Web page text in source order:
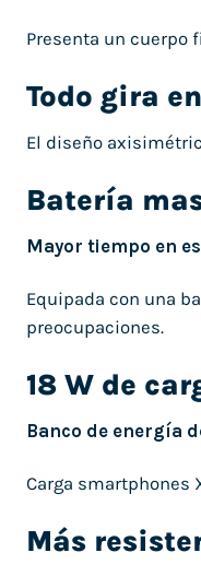
Presenta un cuerpo
Todo gira
El diseño
Batería
Mayor tiempo en
Equipada con una
preocupaciones.
18 W de
Banco de energía
Carga smartphones
Más